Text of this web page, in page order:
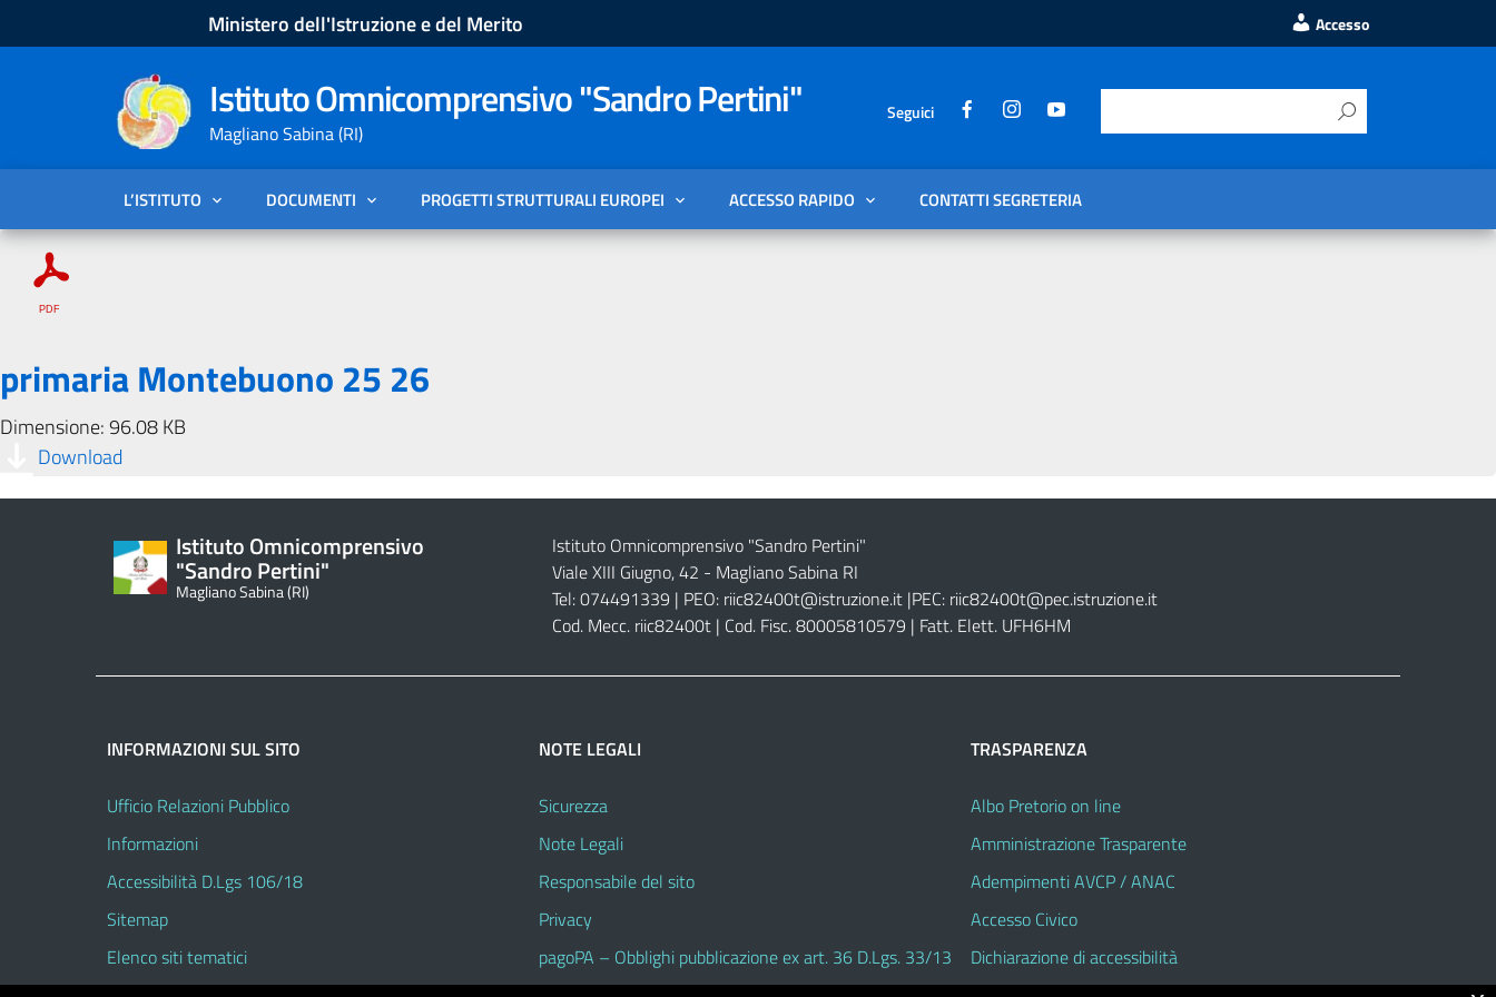
Ministero dell'Istruzione e del Merito Accesso
Istituto Omnicomprensivo "Sandro Pertini"
Magliano Sabina (RI)
Seguici
L’ISTITUTO DOCUMENTI PROGETTI STRUTTURALI EUROPEI ACCESSO RAPIDO CONTATTI SEGRETERIA
primaria Montebuono 25 26
Dimensione: 96.08 KB
Download
Istituto Omnicomprensivo
"Sandro Pertini"
Magliano Sabina (RI)
Istituto Omnicomprensivo "Sandro Pertini"
Viale XIII Giugno, 42 - Magliano Sabina RI
Tel: 074491339 | PEO: riic82400t@istruzione.it |PEC: riic82400t@pec.istruzione.it
Cod. Mecc. riic82400t | Cod. Fisc. 80005810579 | Fatt. Elett. UFH6HM
INFORMAZIONI SUL SITO
Ufficio Relazioni Pubblico
Informazioni
Accessibilità D.Lgs 106/18
Sitemap
Elenco siti tematici
NOTE LEGALI
Sicurezza
Note Legali
Responsabile del sito
Privacy
pagoPA – Obblighi pubblicazione ex art. 36 D.Lgs. 33/13
TRASPARENZA
Albo Pretorio on line
Amministrazione Trasparente
Adempimenti AVCP / ANAC
Accesso Civico
Dichiarazione di accessibilità